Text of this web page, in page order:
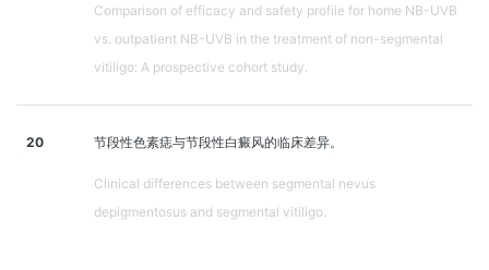
Comparison of efficacy and safety profile for home NB-UVB
vs. outpatient NB-UVB in the treatment of non-segmental
vitiligo: A prospective cohort study.
20 节段性色素痣与节段性白癜风的临床差异。
Clinical differences between segmental nevus
depigmentosus and segmental vitiligo.